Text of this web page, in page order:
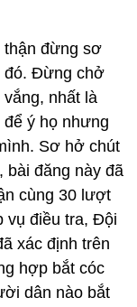
thận đừng sơ
đó. Đừng chở
nhất là
ý họ nhưng
Sơ hở chút
bài đăng này đã
cùng 30 lượt
vụ điều tra, Đội
xác định trên
hợp bắt cóc
dân nào bắt